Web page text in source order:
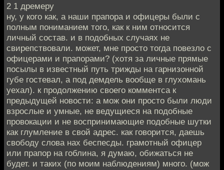
2 1 дремеру
ну, у кого как, а наши прапора и офицеры были с
полным пониманием того, как к ним относится
личный состав. и в подобных случаях не
свирепствовали. может, мне просто тогда повезло с
офицерами и прапорами? (хотя за личные прямые
посылы в известный путь трижды на гарнизонной
губе гостевал, а под демдель вообще в глухомань
уехал). к продолжению своего комментса к
предыдущей новости: а мож они просто были люди
взрослые и умные, не ведущиеся на подобные
провокации и не воспринимающие подобные шутки
как глумление в свой адрес. как говорится, даешь
свободу слова нах беспесды. грамотный офицер
или прапор на гоблина, я думаю, обижаться не
будет. и таких (по моим наблюдениям) много. (мож